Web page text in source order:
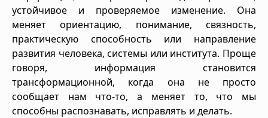
устойчивое и проверяемое изменение. Она
меняет ориентацию, понимание, связность,
практическую способность или направление
развития человека, системы или института. Проще
говоря, информация становится
трансформационной, когда она не просто
сообщает нам что-то, а меняет то, что мы
способны распознавать, исправлять и делать.